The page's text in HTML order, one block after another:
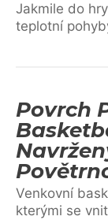
Jakmile do
teplotní
Povrch
Venkovní
kterými se